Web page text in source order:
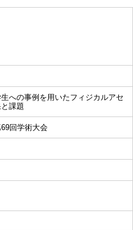
への事例を用いたフィジカルアセ
課題
回学術大会